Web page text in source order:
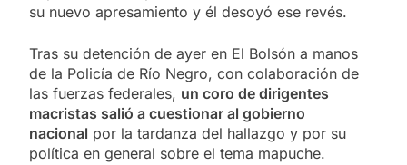
su nuevo apresamiento y él desoyó ese revés.
Tras su detención de ayer en El Bolsón a manos
de la Policía de Río Negro, con colaboración de
las fuerzas federales, un coro de dirigentes
macristas salió a cuestionar al gobierno
nacional por la tardanza del hallazgo y por su
política en general sobre el tema mapuche.